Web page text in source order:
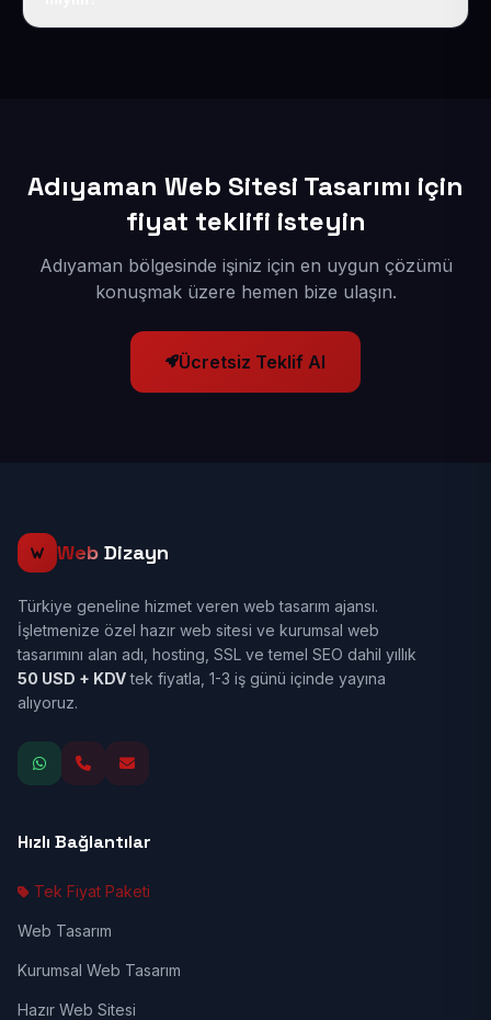
Adıyaman Web Sitesi Tasarımı için
fiyat teklifi isteyin
Adıyaman bölgesinde işiniz için en uygun çözümü
konuşmak üzere hemen bize ulaşın.
Ücretsiz Teklif Al
Web Dizayn
Türkiye geneline hizmet veren web tasarım ajansı.
İşletmenize özel hazır web sitesi ve kurumsal web
tasarımını alan adı, hosting, SSL ve temel SEO dahil yıllık
50 USD + KDVtek fiyatla, 1-3 iş günü içinde yayına
alıyoruz.
Hızlı Bağlantılar
Tek Fiyat Paketi
Web Tasarım
Kurumsal Web Tasarım
Hazır Web Sitesi